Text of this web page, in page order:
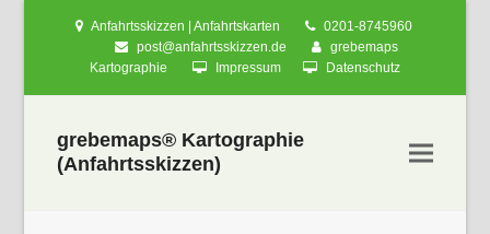
Anfahrtsskizzen | Anfahrtskarten
0201-8745960
post@anfahrtsskizzen.de
grebemaps
Kartographie
Impressum Datenschutz
grebemaps® Kartographie
(Anfahrtsskizzen)